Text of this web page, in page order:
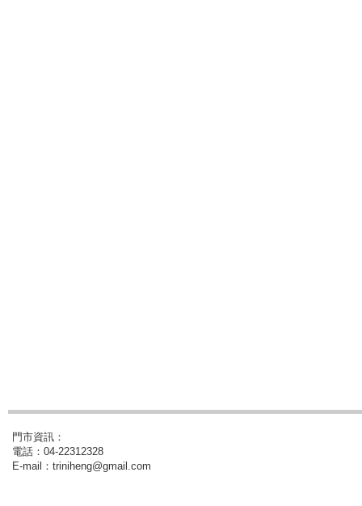
門市資訊：
電話：04-22312328
E-mail：triniheng@gmail.com